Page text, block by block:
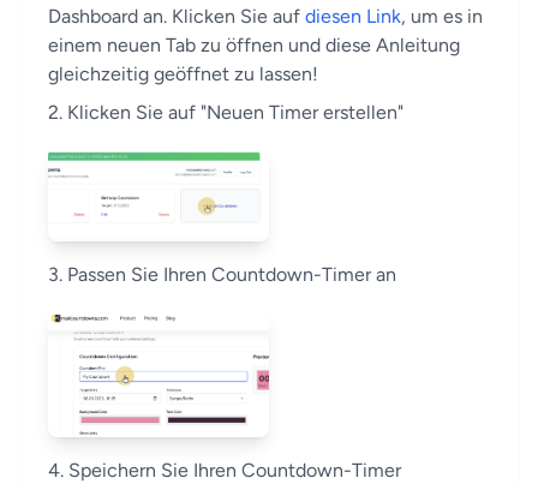
Dashboard an. Klicken Sie auf diesen Link, um es in
einem neuen Tab zu öffnen und diese Anleitung
gleichzeitig geöffnet zu lassen!
2. Klicken Sie auf "Neuen Timer erstellen"
3. Passen Sie Ihren Countdown-Timer an
4. Speichern Sie Ihren Countdown-Timer